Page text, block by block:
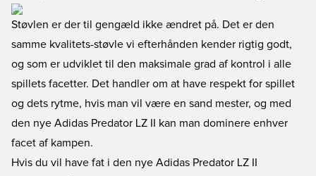
Støvlen er der til gengæld ikke ændret på. Det er den
samme kvalitets-støvle vi efterhånden kender rigtig godt,
og som er udviklet til den maksimale grad af kontrol i alle
spillets facetter. Det handler om at have respekt for spillet
og dets rytme, hvis man vil være en sand mester, og med
den nye Adidas Predator LZ II kan man dominere enhver
facet af kampen.
Hvis du vil have fat i den nye Adidas Predator LZ II